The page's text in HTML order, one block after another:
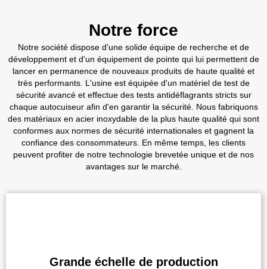
Notre force
Notre société dispose d'une solide équipe de recherche et de
développement et d'un équipement de pointe qui lui permettent de
lancer en permanence de nouveaux produits de haute qualité et
très performants. L'usine est équipée d'un matériel de test de
sécurité avancé et effectue des tests antidéflagrants stricts sur
chaque autocuiseur afin d'en garantir la sécurité. Nous fabriquons
des matériaux en acier inoxydable de la plus haute qualité qui sont
conformes aux normes de sécurité internationales et gagnent la
confiance des consommateurs. En même temps, les clients
peuvent profiter de notre technologie brevetée unique et de nos
avantages sur le marché.
Grande échelle de production